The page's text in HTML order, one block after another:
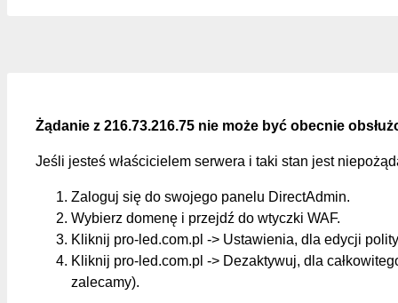
Żądanie z 216.73.216.75 nie może być obecnie
Jeśli jesteś właścicielem serwera i taki stan jest
Zaloguj się do swojego panelu DirectAdmin.
Wybierz domenę i przejdź do wtyczki WAF.
Kliknij pro-led.com.pl -> Ustawienia, dla edycji
Kliknij pro-led.com.pl -> Dezaktywuj, dla
zalecamy).